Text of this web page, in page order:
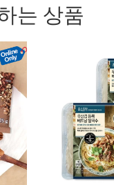
는 상품